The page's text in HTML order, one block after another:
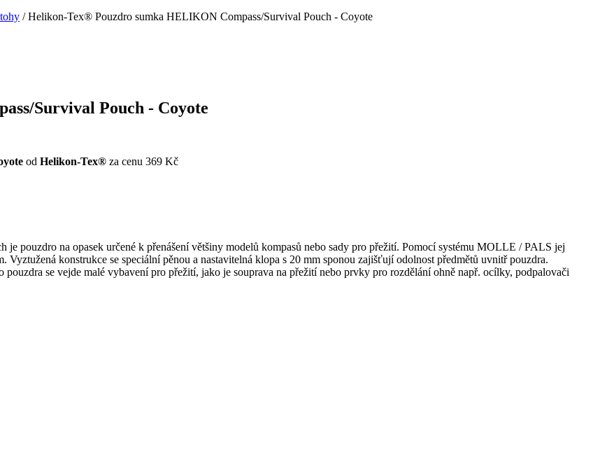
/ Helikon-Tex® Pouzdro sumka HELIKON Compass/Survival Pouch - Coyote
Survival Pouch - Coyote
od Helikon-Tex® za cenu 369 Kč
pouzdro na opasek určené k přenášení většiny modelů kompasů nebo sady pro přežití. Pomocí systému MOLLE / PALS jej
konstrukce se speciální pěnou a nastavitelná klopa s 20 mm sponou zajišťují odolnost předmětů uvnitř pouzdra.
se vejde malé vybavení pro přežití, jako je souprava na přežití nebo prvky pro rozdělání ohně např. ocílky, podpalovači